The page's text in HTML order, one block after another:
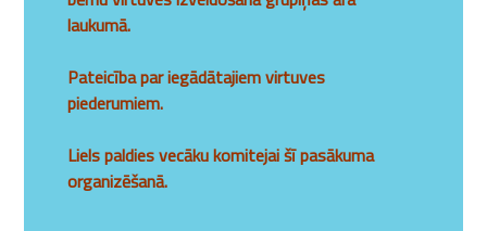
laukumā.
Pateicība par iegādātajiem virtuves
piederumiem.
Liels paldies vecāku komitejai šī pasākuma
organizēšanā.